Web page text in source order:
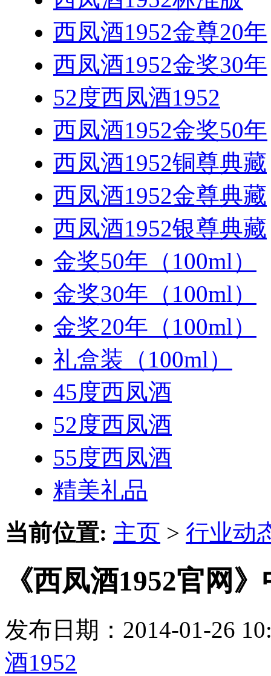
西凤酒1952金尊20年
西凤酒1952金奖30年
52度西凤酒1952
西凤酒1952金奖50年
西凤酒1952铜尊典藏
西凤酒1952金尊典藏
西凤酒1952银尊典藏
金奖50年（100ml）
金奖30年（100ml）
金奖20年（100ml）
礼盒装（100ml）
45度西凤酒
52度西凤酒
55度西凤酒
精美礼品
当前位置: 主页 > 行业动
《西凤酒1952官网
发布日期：2014-01-26
酒1952